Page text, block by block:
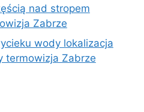
nad stropem
Zabrze
wody lokalizacja
termowizja Zabrze